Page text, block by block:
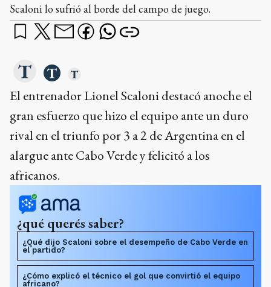
El entrenador Lionel Scaloni destacó anoche el
rival en el triunfo por 3 a 2 de Argentina en el
alargue ante Cabo Verde y felicitó a los
africanos.
¿qué querés saber?
¿Qué dijo Scaloni sobre el desempeño de Cabo Verde en
el partido?
¿Cómo explicó el técnico el gol que convirtió el equipo
africano?
¿Qué aspecto de Argentina destacó Scaloni como
positivo después del partido?
Dame un resumen